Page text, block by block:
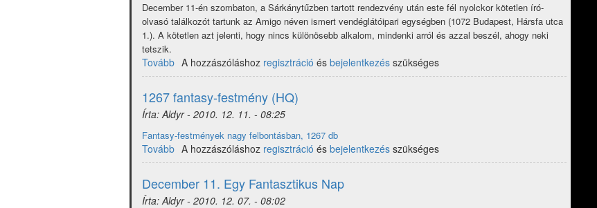
December 11-én szombaton, a Sárkánytűzben tartott rendezvény után este fél nyolckor kötetlen író-
olvasó találkozót tartunk az Amigo néven ismert vendéglátóipari egységben (1072 Budapest, Hársfa utca
1.). A kötetlen azt jelenti, hogy nincs különösebb alkalom, mindenki arról és azzal beszél, ahogy neki
tetszik.
Tovább (Egy
Fantasztikus
Nap
III.
-
Budapest)
A hozzászóláshoz regisztráció és bejelentkezés szükséges
1267 fantasy-festmény (HQ)
Írta:Aldyr- 2010. 12. 11. - 08:25
Fantasy-festmények nagy felbontásban, 1267 db
Tovább (1267
fantasy-
festmény
(HQ))
A hozzászóláshoz regisztráció és bejelentkezés szükséges
December 11. Egy Fantasztikus Nap
Írta:Aldyr- 2010. 12. 07. - 08:02